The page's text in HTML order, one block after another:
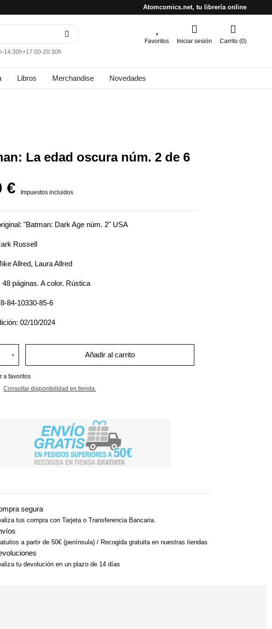
Atomcomics.net, tu librería online
14:30h+17:00-20:30h
Favoritos Iniciar sesión Carrito (0)
Libros Merchandise Novedades
La edad oscura núm. 2 de 6
€ Impuestos incluidos
"Batman: Dark Age núm. 2" USA
Russell
Allred, Laura Allred
48 páginas. A color. Rústica
84-10330-85-6
02/10/2024
Añadir al carrito
a favoritos
Consultar disponibilidad en tienda.
segura
tus compra con Tarjeta o Transferencia Bancaria.
a partir de 50€ (península) / Recogida gratuita en nuestras tiendas
tu devolución en un plazo de 14 días